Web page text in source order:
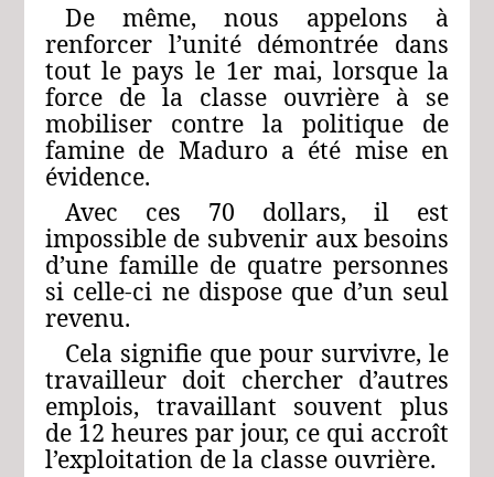
De même, nous appelons à
renforcer l’unité démontrée dans
tout le pays le 1er mai, lorsque la
force de la classe ouvrière à se
mobiliser contre la politique de
famine de Maduro a été mise en
évidence.
Avec ces 70 dollars, il est
impossible de subvenir aux besoins
d’une famille de quatre personnes
si celle-ci ne dispose que d’un seul
revenu.
Cela signifie que pour survivre, le
travailleur doit chercher d’autres
emplois, travaillant souvent plus
de 12 heures par jour, ce qui accroît
l’exploitation de la classe ouvrière.